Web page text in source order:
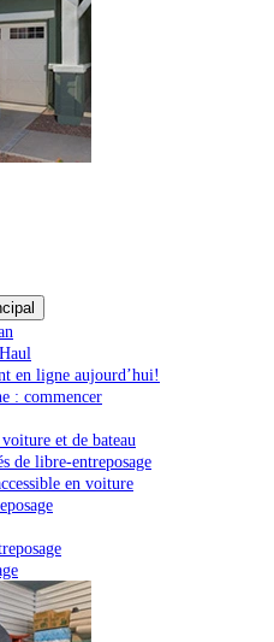
en ligne aujourd’hui!
: commencer
et de bateau
de libre-entreposage
en voiture